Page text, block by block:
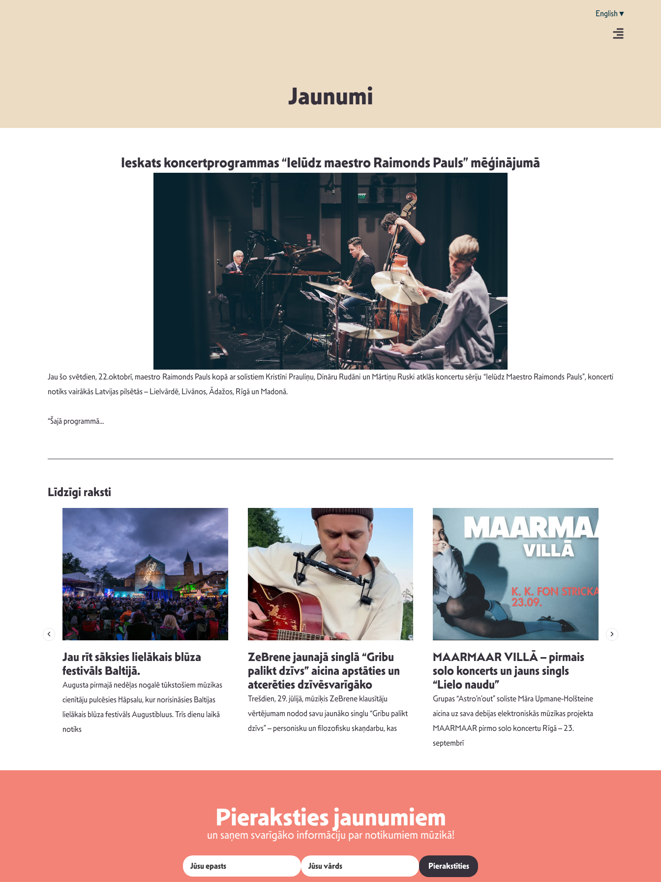
English▼
Jaunumi
Ieskats koncertprogrammas “Ielūdz maestro Raimonds Pauls” mēģinājumā
Jau šo svētdien, 22.oktobrī, maestro Raimonds Pauls kopā ar solistiem Kristīni Prauliņu, Dināru Rudāni un Mārtiņu Ruski atklās koncertu sēriju “Ielūdz Maestro Raimonds Pauls”, koncerti
notiks vairākās Latvijas pilsētās – Lielvārdē, Līvānos, Ādažos, Rīgā un Madonā.
“Šajā programmā…
Līdzīgi raksti
Jau rīt sāksies lielākais blūza
festivāls Baltijā.
Augusta pirmajā nedēļas nogalē tūkstošiem mūzikas
cienītāju pulcēsies Hāpsalu, kur norisināsies Baltijas
lielākais blūza festivāls Augustibluus. Trīs dienu laikā
notiks
ZeBrene jaunajā singlā “Gribu
palikt dzīvs” aicina apstāties un
atcerēties dzīvēsvarīgāko
Trešdien, 29. jūlijā, mūziķis ZeBrene klausītāju
vērtējumam nodod savu jaunāko singlu “Gribu palikt
dzīvs” – personisku un filozofisku skaņdarbu, kas
MAARMAAR VILLĀ – pirmais
solo koncerts un jauns singls
“Lielo naudu”
Grupas “Astro’n’out” soliste Māra Upmane-Holšteine
aicina uz sava debijas elektroniskās mūzikas projekta
MAARMAAR pirmo solo koncertu Rīgā – 23.
septembrī
Pieraksties jaunumiem
un saņem svarīgāko informāciju par notikumiem mūzikā!
Pierakstīties